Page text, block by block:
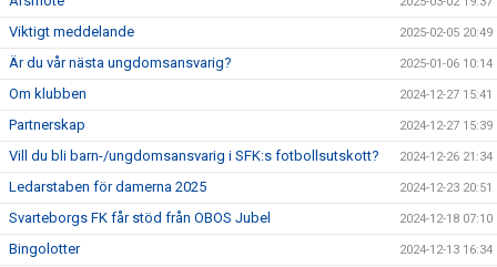
Viktigt meddelande 2025-02-05 20:49
Är du vår nästa ungdomsansvarig? 2025-01-06 10:14
Om klubben 2024-12-27 15:41
Partnerskap 2024-12-27 15:39
Vill du bli barn-/ungdomsansvarig i SFK:s fotbollsutskott? 2024-12-26 21:34
Ledarstaben för damerna 2025 2024-12-23 20:51
Svarteborgs FK får stöd från OBOS Jubel 2024-12-18 07:10
Bingolotter 2024-12-13 16:34